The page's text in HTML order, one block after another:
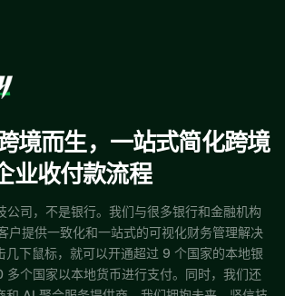
境而生，一站式简化跨境
业收付款流程
公司，不是银行。我们与很多银行和金融机构
户提供一致化和一站式的可视化财务管理解决
几下鼠标，就可以开通超过 9 个国家的本地银
个国家以本地货币进行支付。同时，我们还